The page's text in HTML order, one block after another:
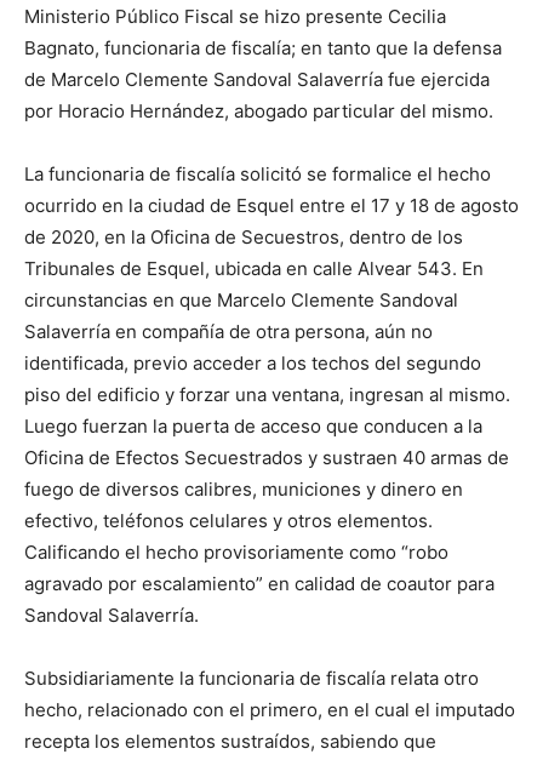
Ministerio Público Fiscal se hizo presente Cecilia
Bagnato, funcionaria de fiscalía; en tanto que la defensa
de Marcelo Clemente Sandoval Salaverría fue ejercida
por Horacio Hernández, abogado particular del mismo.
La funcionaria de fiscalía solicitó se formalice el hecho
ocurrido en la ciudad de Esquel entre el 17 y 18 de agosto
de 2020, en la Oficina de Secuestros, dentro de los
Tribunales de Esquel, ubicada en calle Alvear 543. En
circunstancias en que Marcelo Clemente Sandoval
Salaverría en compañía de otra persona, aún no
identificada, previo acceder a los techos del segundo
piso del edificio y forzar una ventana, ingresan al mismo.
Luego fuerzan la puerta de acceso que conducen a la
Oficina de Efectos Secuestrados y sustraen 40 armas de
fuego de diversos calibres, municiones y dinero en
efectivo, teléfonos celulares y otros elementos.
Calificando el hecho provisoriamente como “robo
agravado por escalamiento” en calidad de coautor para
Sandoval Salaverría.
Subsidiariamente la funcionaria de fiscalía relata otro
hecho, relacionado con el primero, en el cual el imputado
recepta los elementos sustraídos, sabiendo que